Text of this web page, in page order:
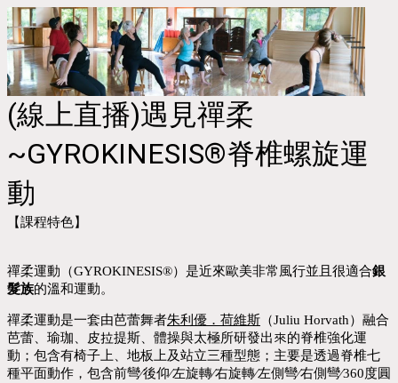
(線上直播)遇見禪柔
~GYROKINESIS®脊椎螺旋運
動
【課程特色】
禪柔運動（GYROKINESIS®）是近來歐美非常風行並且很適合銀
髮族的溫和運動。
禪柔運動是一套由芭蕾舞者朱利優．荷維斯 （Juliu Horvath）融合
芭蕾、瑜珈、皮拉提斯、體操與太極所研發出來的脊椎強化運
動；包含有椅子上、地板上及站立三種型態；主要是透過脊椎七
種平面動作，包含前彎∕後仰∕左旋轉∕右旋轉∕左側彎∕右側彎∕360度圓